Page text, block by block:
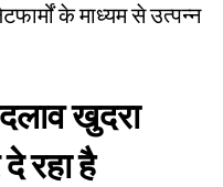
के माध्यम से उत्पन्न
खुदरा
रहा है